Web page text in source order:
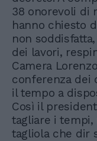
38 onorevoli di
hanno chiesto
non
dei lavori,
Camera
conferenza dei
il tempo a
Così il
tagliare i
tagliola che dir